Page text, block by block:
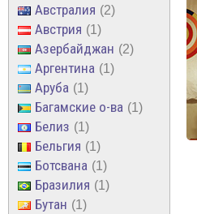
Австралия 2
Австрия 1
Азербайджан 2
Аргентина 1
Аруба 1
Багамские о-ва 1
Белиз 1
Бельгия 1
Ботсвана 1
Бразилия 1
Бутан 1